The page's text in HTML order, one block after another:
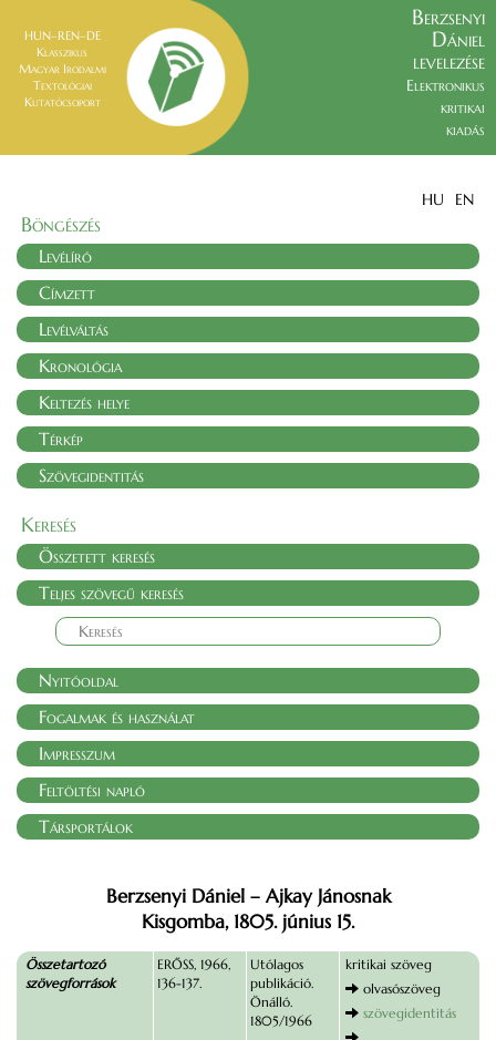
HUN–REN–DE
Klasszikus
Magyar Irodalmi
Textológiai
Kutatócsoport
Berzsenyi
Dániel
levelezése
Elektronikus
kritikai
kiadás
HU EN
Böngészés
Levélíró
Címzett
Levélváltás
Kronológia
Keltezés helye
Térkép
Szövegidentitás
Keresés
Összetett keresés
Teljes szövegű keresés
Nyitóoldal
Fogalmak és használat
Impresszum
Feltöltési napló
Társportálok
Berzsenyi Dániel – Ajkay Jánosnak
Kisgomba, 1805. június 15.
Összetartozó
szövegforrások
ERŐSS, 1966,
136-137.
Utólagos
publikáció.
Önálló.
1805/1966
kritikai szöveg
olvasószöveg
szövegidentitás